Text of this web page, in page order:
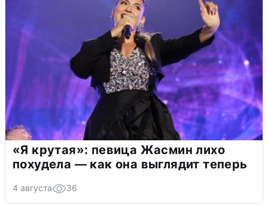
«Я крутая»: певица Жасмин лихо
похудела — как она выглядит теперь
4 августа 36